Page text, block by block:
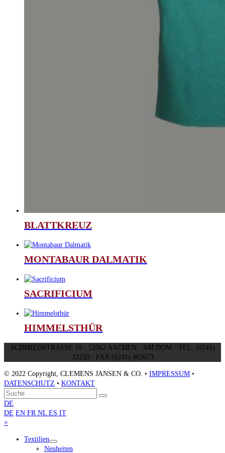
BLATTKREUZ
MONTABAUR DALMATIK
SACRIFICIUM
HIMMELSTHÜR
SCHMIEDSTRASSE 10 · 52062 AACHEN · AM DOM · TEL. (0241)
32250 · FAX (0241) 403673
© 2022 Copyright, CLEMENS JANSEN & CO. • IMPRESSUM •
DATENSCHUTZ • KONTAKT
An
den
Anfang
scrollen
Suche
Senden
DE
DE EN FR NL ES IT
×
menu
Textilien
Neuheiten